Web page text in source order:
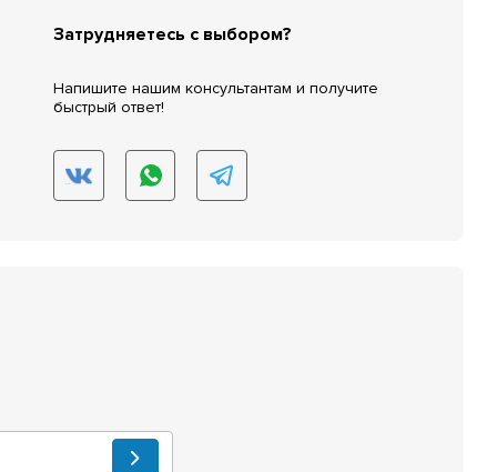
Затрудняетесь с выбором?
Напишите нашим консультантам и получите
быстрый ответ!